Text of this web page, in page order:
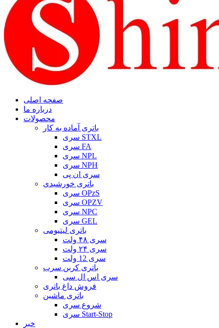
صفحه اصلی
درباره ما
محصولات
باتری آماده به کار
سری STXL
سری FA
سری NPL
سری NPH
سری ان پی
باتری خورشیدی
سری OPzS
سری OPZV
سری NPC
سری GEL
باتری لیتیومی
سری ۴۸ ولت
سری ۲۴ ولت
سری 12 ولت
باتری کربن سرب
سری اس ال سی
فروش داغ باتری
باتری ماشین
شروع سری
سری Start-Stop
خبر